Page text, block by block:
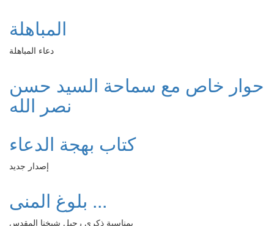
المباهلة
دعاء المباهلة
حوار خاص مع سماحة السيد حسن
نصر الله
كتاب بهجة الدعاء
إصدار جديد
بلوغ المنى ...
بمناسبة ذكرى رحيل شيخنا المقدس